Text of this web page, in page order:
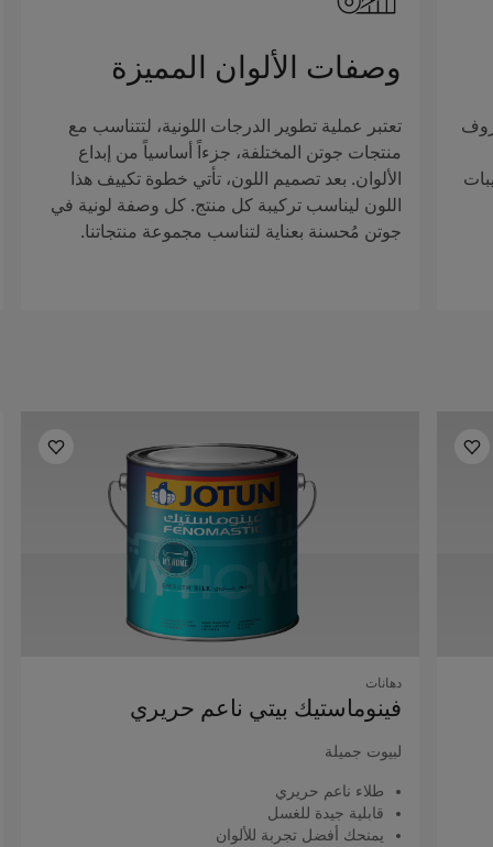
وصفات الألوان المميزة
تعتبر عملية تطوير الدرجات اللونية، لتتناسب مع
منتجات جوتن المختلفة، جزءاً أساسياً من إبداع
الألوان. بعد تصميم اللون، تأتي خطوة تكييف هذا
اللون ليناسب تركيبة كل منتج. كل وصفة لونية في
جوتن مُحسنة بعناية لتناسب مجموعة منتجاتنا.
دهانات
فينوماستيك بيتي ناعم حريري
لبيوت جميلة
طلاء ناعم حريري
قابلية جيدة للغسل
يمنحك أفضل تجربة للألوان